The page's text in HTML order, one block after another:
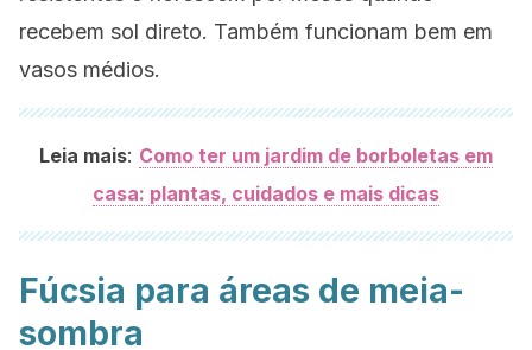
recebem sol direto. Também funcionam bem em
vasos médios.
Leia mais: Como ter um jardim de borboletas em
casa: plantas, cuidados e mais dicas
Fúcsia para áreas de meia-
sombra